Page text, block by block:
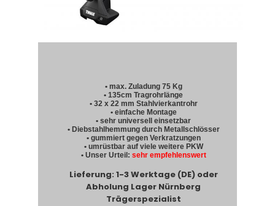
• max. Zuladung 75 Kg
• 135cm Tragrohrlänge
• 32 x 22 mm Stahlvierkantrohr
• einfache Montage
• sehr universell einsetzbar
• Diebstahlhemmung durch Metallschlösser
• gummiert gegen Verkratzungen
• umrüstbar auf viele weitere PKW
• Unser Urteil: sehr empfehlenswert
Lieferung: 1-3 Werktage (DE) oder
Abholung Lager Nürnberg
Trägerspezialist